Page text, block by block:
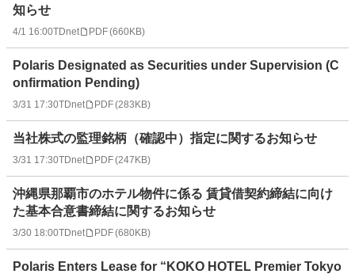
知らせ
4/1 16:00TDnet PDF(660KB)
Polaris Designated as Securities under Supervision (C
onfirmation Pending)
3/31 17:30TDnet PDF(283KB)
当社株式の監理銘柄（確認中）指定に関するお知らせ
3/31 17:30TDnet PDF(247KB)
沖縄県那覇市のホテル物件に係る 賃貸借契約締結に向け
た基本合意書締結に関するお知らせ
3/30 18:00TDnet PDF(680KB)
Polaris Enters Lease for “KOKO HOTEL Premier Tokyo